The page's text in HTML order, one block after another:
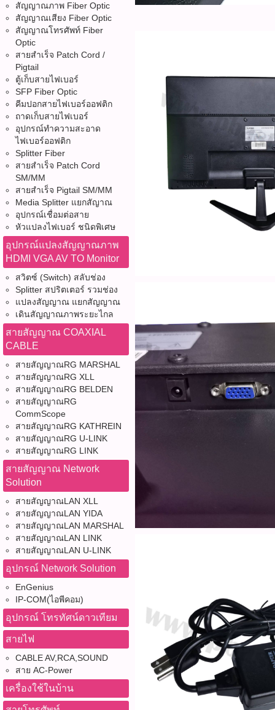
สัญญาณภาพ Fiber Optic
สัญญาณเสียง Fiber Optic
สัญญาณโทรศัพท์ Fiber
Optic
สายสำเร็จ Patch Cord /
Pigtail
ตู้เก็บสายไฟเบอร์
SFP Fiber Optic
คีมปอกสายไฟเบอร์ออฟติก
ถาดเก็บสายไฟเบอร์
อุปกรณ์ทำความสะอาด
ไฟเบอร์ออฟติก
Splitter Fiber
สายสำเร็จ Patch Cord
SM/MM
สายสำเร็จ Pigtail SM/MM
Media Splitter แยกสัญาณ
อุปกรณ์เชื่อมต่อสาย
หัวแปลงไฟเบอร์ ชนิดพิเศษ
อุปกรณ์แปลงสัญญาณภาพ
HDMI VGA AV TO Monitor
สวิตซ์ (Switch) สลับช่อง
Splitter สปริตเตอร์ รวมช่อง
แปลงสัญญาณ แยกสัญญาณ
เดินสัญญาณภาพระยะไกล
สายสัญญาณ COAXIAL
CABLE
สายสัญญาณRG MARSHAL
สายสัญญาณRG XLL
สายสัญญาณRG BELDEN
สายสัญญาณRG
CommScope
สายสัญญาณRG KATHREIN
สายสัญญาณRG U-LINK
สายสัญญาณRG LINK
สายสัญญาณ Network
Solution
สายสัญญาณLAN XLL
สายสัญญาณLAN YIDA
สายสัญญาณLAN MARSHAL
สายสัญญาณLAN LINK
สายสัญญาณLAN U-LINK
อุปกรณ์ Network Solution
EnGenius
IP-COM(ไอพีคอม)
อุปกรณ์ โทรทัศน์ดาวเทียม
สายไฟ
CABLE AV,RCA,SOUND
สาย AC-Power
เครื่องใช้ในบ้าน